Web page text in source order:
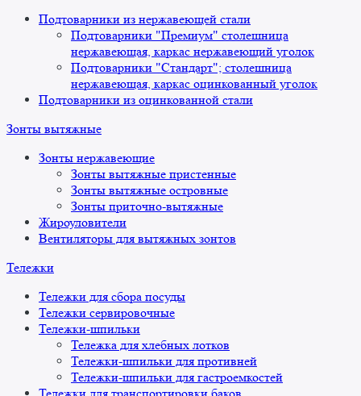
Подтоварники из нержавеющей стали
Подтоварники "Премиум" столешница
нержавеющая, каркас нержавеющий уголок
Подтоварники "Стандарт"; столешница
нержавеющая, каркас оцинкованный уголок
Подтоварники из оцинкованной стали
Зонты вытяжные
Зонты нержавеющие
Зонты вытяжные пристенные
Зонты вытяжные островные
Зонты приточно-вытяжные
Жироуловители
Вентиляторы для вытяжных зонтов
Тележки
Тележки для сбора посуды
Тележки сервировочные
Тележки-шпильки
Тележка для хлебных лотков
Тележки-шпильки для противней
Тележки-шпильки для гастроемкостей